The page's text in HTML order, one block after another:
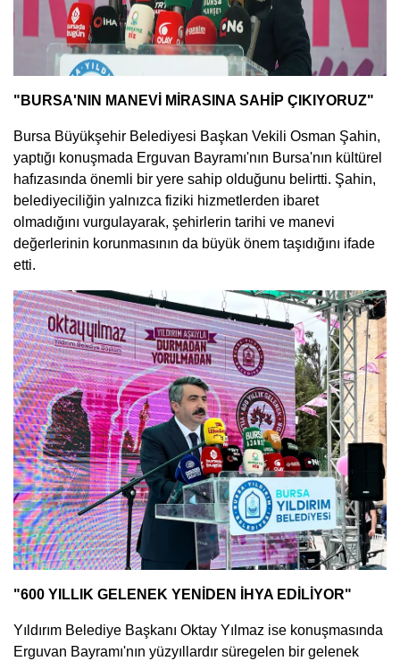
"BURSA'NIN MANEVİ MİRASINA SAHİP ÇIKIYORUZ"
Bursa Büyükşehir Belediyesi Başkan Vekili Osman Şahin,
yaptığı konuşmada Erguvan Bayramı'nın Bursa'nın kültürel
hafızasında önemli bir yere sahip olduğunu belirtti. Şahin,
belediyeciliğin yalnızca fiziki hizmetlerden ibaret
olmadığını vurgulayarak, şehirlerin tarihi ve manevi
değerlerinin korunmasının da büyük önem taşıdığını ifade
etti.
"600 YILLIK GELENEK YENİDEN İHYA EDİLİYOR"
Yıldırım Belediye Başkanı Oktay Yılmaz ise konuşmasında
Erguvan Bayramı'nın yüzyıllardır süregelen bir gelenek